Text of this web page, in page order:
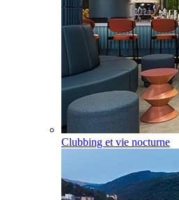
Clubbing et vie nocturne